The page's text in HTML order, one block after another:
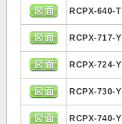
RCPX-640-T
RCPX-717-Y
RCPX-724-Y
RCPX-730-Y
RCPX-740-Y